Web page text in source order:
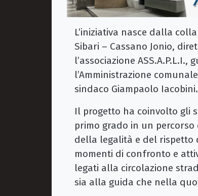
L’iniziativa nasce dalla
Sibari – Cassano Jonio,
l’associazione
l’Amministrazione
sindaco Giampaolo Iacobini.
Il progetto ha coinvolto gli
primo grado in un
della legalità e del rispetto
momenti di confronto e
legati alla circolazione
sia alla guida che nella